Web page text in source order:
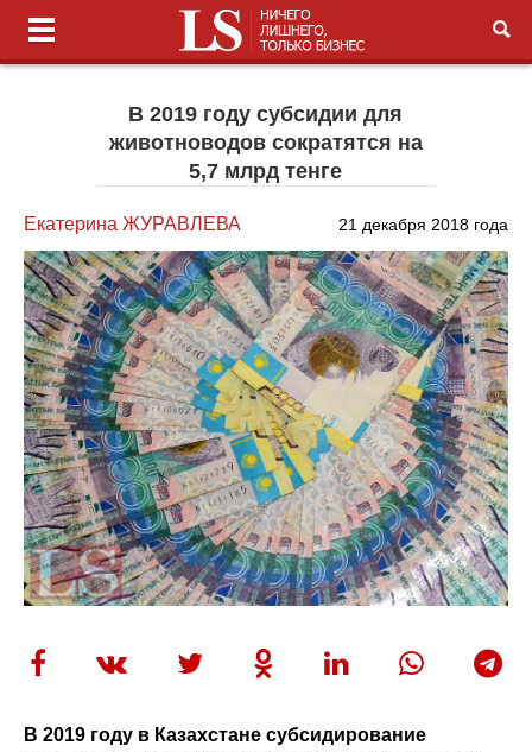
В 2019 году субсидии для
животноводов сократятся на
5,7 млрд тенге
Екатерина ЖУРАВЛЕВА 21 декабря 2018 года
В 2019 году в Казахстане субсидирование